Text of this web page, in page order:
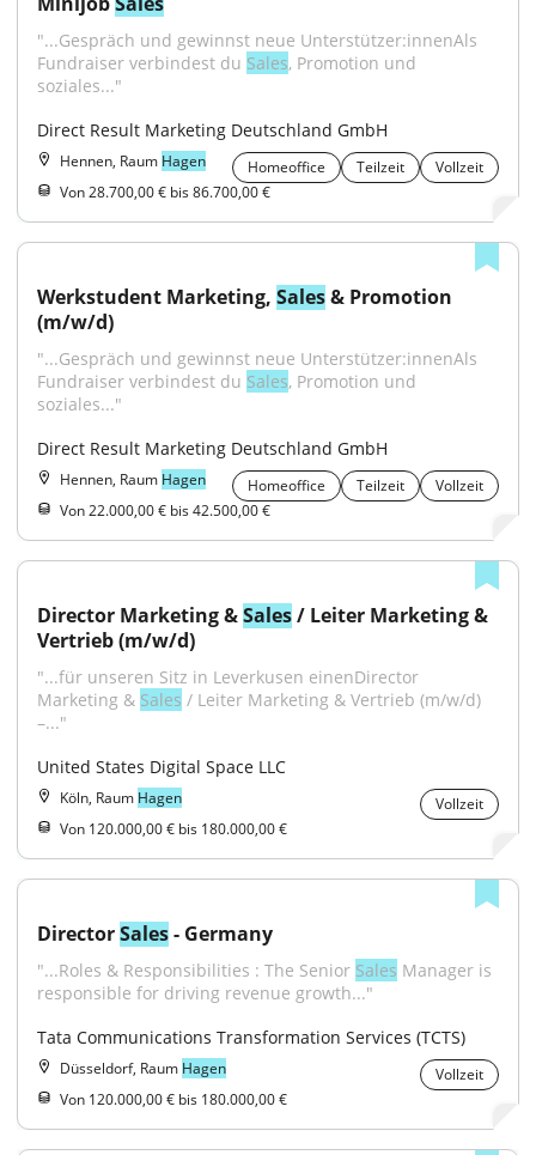
"...Gespräch und gewinnst neue Unterstützer:innenAls
Fundraiser verbindest du Sales, Promotion und
soziales..."
Direct Result Marketing Deutschland GmbH
Hennen, Raum Hagen Homeoffice Teilzeit
Vollzeit
Von 28.700,00 € bis 86.700,00 €
Werkstudent Marketing, Sales & Promotion
(m/w/d)
"...Gespräch und gewinnst neue Unterstützer:innenAls
Fundraiser verbindest du Sales, Promotion und
soziales..."
Direct Result Marketing Deutschland GmbH
Hennen, Raum Hagen Homeoffice Teilzeit
Vollzeit
Von 22.000,00 € bis 42.500,00 €
Director Marketing & Sales / Leiter Marketing &
Vertrieb (m/w/d)
"...für unseren Sitz in Leverkusen einenDirector
Marketing & Sales / Leiter Marketing & Vertrieb (m/w/d)
–..."
United States Digital Space LLC
Köln, Raum Hagen
Vollzeit
Von 120.000,00 € bis 180.000,00 €
Director Sales - Germany
"...Roles & Responsibilities : The Senior Sales Manager is
responsible for driving revenue growth..."
Tata Communications Transformation Services (TCTS)
Düsseldorf, Raum Hagen
Vollzeit
Von 120.000,00 € bis 180.000,00 €